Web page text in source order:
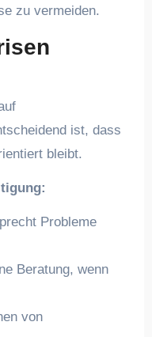
zu vermeiden.
ist, dass
bleibt.
Probleme
Beratung, wenn
von